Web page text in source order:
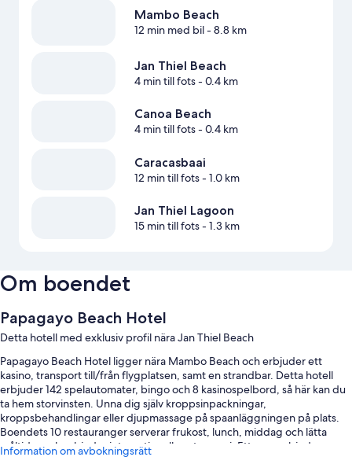
Mambo Beach
12 min med bil- 8.8 km
Jan Thiel Beach
4 min till fots- 0.4 km
Canoa Beach
4 min till fots- 0.4 km
Caracasbaai
12 min till fots- 1.0 km
Jan Thiel Lagoon
15 min till fots- 1.3 km
Om boendet
Papagayo Beach Hotel
Detta hotell med exklusiv profil nära Jan Thiel Beach
Papagayo Beach Hotel ligger nära Mambo Beach och erbjuder ett
kasino, transport till/från flygplatsen, samt en strandbar. Detta hotell
erbjuder 142 spelautomater, bingo och 8 kasinospelbord, så här kan du
ta hem storvinsten. Unna dig själv kroppsinpackningar,
kroppsbehandlingar eller djupmassage på spaanläggningen på plats.
Boendets 10 restauranger serverar frukost, lunch, middag och lätta
måltider och erbjuder internationell gastronomi. Ett gym erbjuder
aerobicsklasser och pilatesklasser, och du kan även roa dig med
Information om avbokningsrätt